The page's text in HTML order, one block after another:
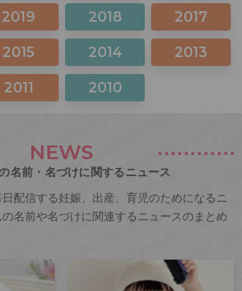
2019 2018 2017
2015 2014 2013
2011 2010
NEWS
名前・名づけに関するニュース
配信する妊娠、出産、育児のためになるニ
名前や名づけに関連するニュースのまとめ